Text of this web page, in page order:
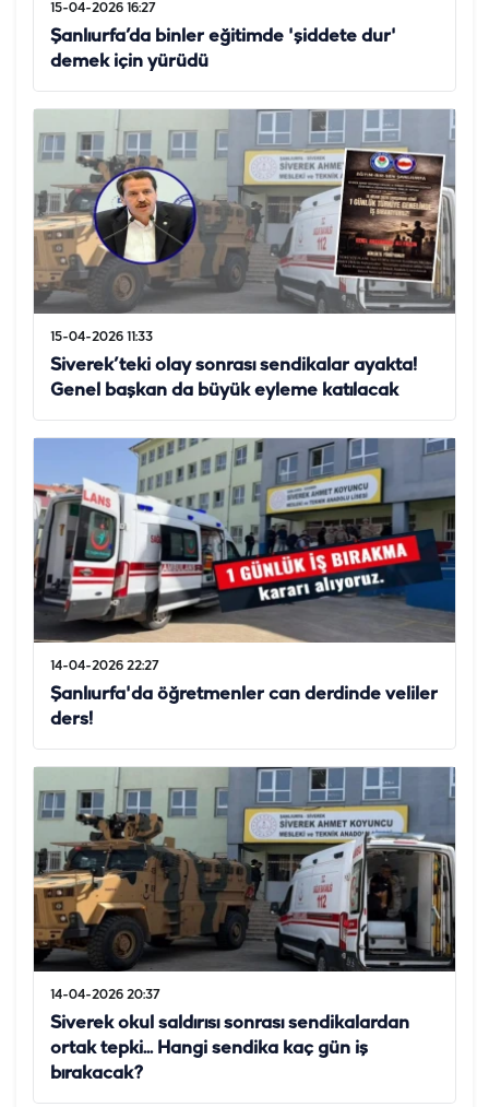
15-04-2026 16:27
Şanlıurfa’da binler eğitimde 'şiddete dur'
demek için yürüdü
15-04-2026 11:33
Siverek’teki olay sonrası sendikalar ayakta!
Genel başkan da büyük eyleme katılacak
14-04-2026 22:27
Şanlıurfa'da öğretmenler can derdinde veliler
ders!
14-04-2026 20:37
Siverek okul saldırısı sonrası sendikalardan
ortak tepki... Hangi sendika kaç gün iş
bırakacak?